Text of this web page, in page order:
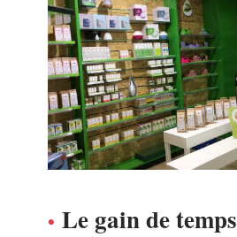
Le gain de temps